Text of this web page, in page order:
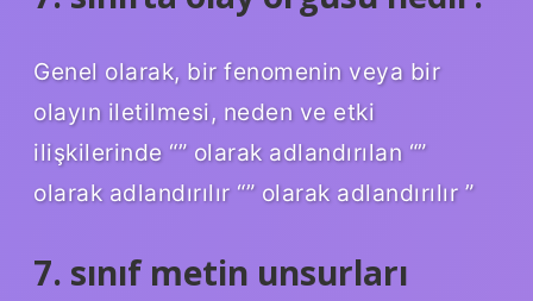
Genel olarak, bir fenomenin veya bir
olayın iletilmesi, neden ve etki
ilişkilerinde “” olarak adlandırılan “”
olarak adlandırılır “” olarak adlandırılır ”
7. sınıf metin unsurları